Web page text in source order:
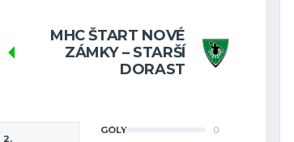
MHC ŠTART NOVÉ
ZÁMKY – STARŠÍ
DORAST
2.
GÓLY 0